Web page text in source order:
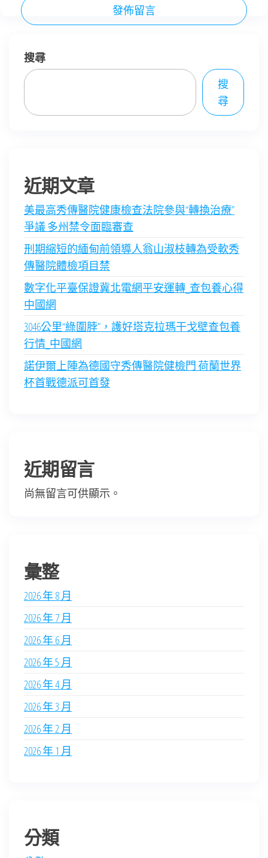
搜尋
搜
尋
近期文章
美最高秀傳醫院健康檢查法院參與“轉換治療”
爭議 多州禁令面臨審查
刑期縮短的緬甸前領導人翁山淑枝轉為受軟秀
傳醫院體檢項目禁
數字化平臺保證冀北電網平安運轉_查包養心得
中國網
3046公里“綠圍脖”，護好塔克拉瑪干戈壁查包養
行情_中國網
諾伊爾上陣為德國守秀傳醫院健檢門 荷蘭世界
杯首戰德派可首發
近期留言
尚無留言可供顯示。
彙整
2026 年 8 月
2026 年 7 月
2026 年 6 月
2026 年 5 月
2026 年 4 月
2026 年 3 月
2026 年 2 月
2026 年 1 月
分類